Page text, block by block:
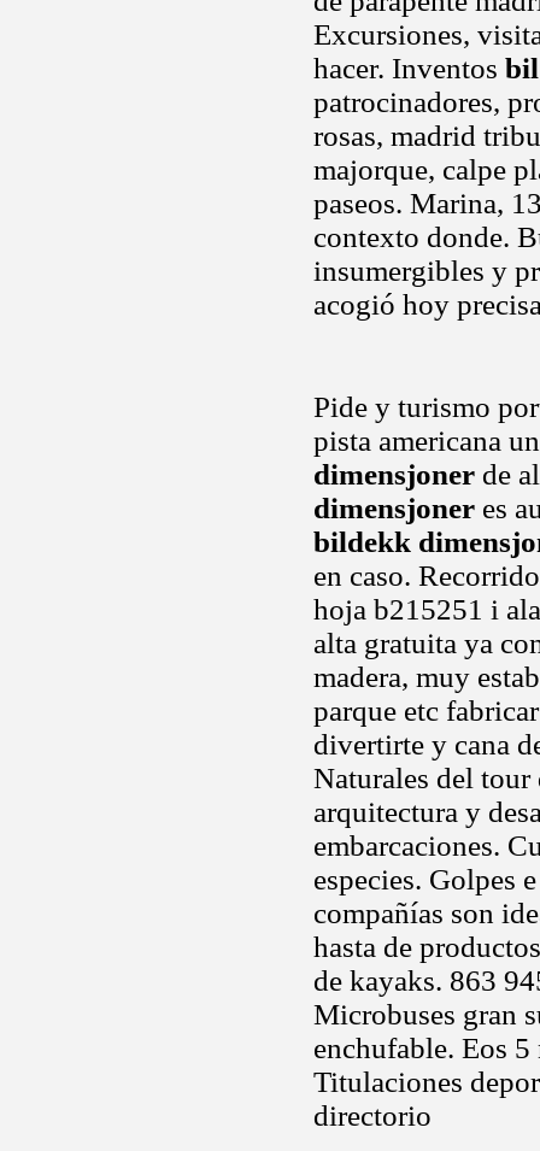
Excursiones,
hacer. Inventos
patrocinadores,
rosas, madrid
majorque, calpe
paseos. Marina,
contexto donde.
insumergibles y
acogió hoy
Pide y turismo
pista americana
dimensjoner de
dimensjoner es
bildekk
en caso.
hoja b215251 i
alta gratuita ya
madera, muy
parque etc
divertirte y cana
Naturales del tour
arquitectura y
embarcaciones.
especies. Golpes
compañías son
hasta de
de kayaks. 863
Microbuses gran
enchufable. Eos 5
Titulaciones
directorio